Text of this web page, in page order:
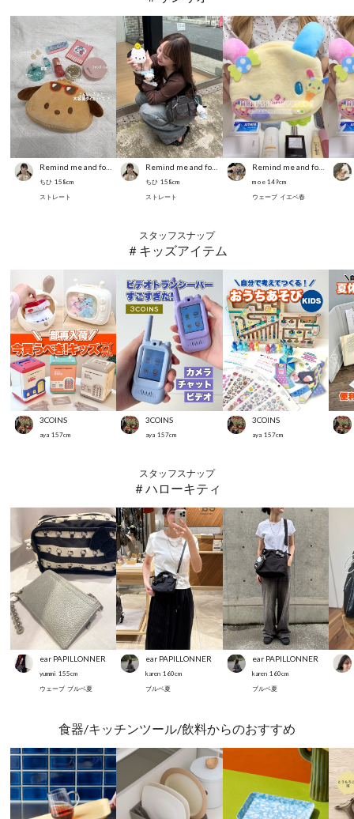
ちひ 158cm
ストレート
ちひ 158cm
ストレート
Remind me and forever
m o e 149cm
ウェーブ イエベ春
スタッフスナップ
＃キッズアイテム
3COINS
aya 157cm
3COINS
aya 157cm
3COINS
aya 157cm
スタッフスナップ
＃ハローキティ
ear PAPILLONNER
yummi 155cm
ウェーブ ブルベ夏
ear PAPILLONNER
karen 160cm
ブルベ夏
ear PAPILLONNER
karen 160cm
ブルベ夏
食器/キッチンツール/飲料からのおすすめ